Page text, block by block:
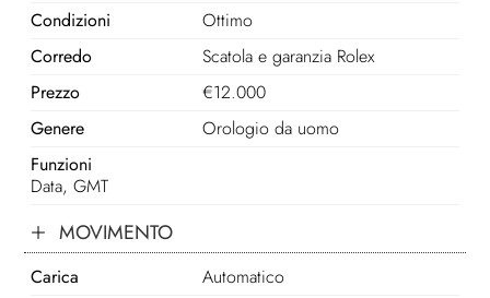
Condizioni
Ottimo
Corredo
Scatola e garanzia Rolex
Prezzo
€12.000
Genere
Orologio da uomo
Funzioni
Data, GMT
MOVIMENTO
Carica
Automatico